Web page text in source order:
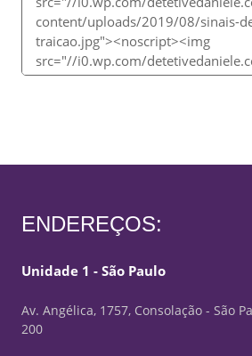
ENDEREÇOS:
Unidade 1 - São Paulo
Av. Angélica, 1757, Consolação - São
200